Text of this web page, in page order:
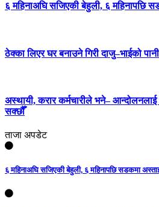
६ महिनाअघि सजिएकी बेहुली, ६ महिनापछि
ठेक्का लिएर घर बनाउने गिरी दाजु–भाईको
अस्थायी, करार कर्मचारीले भने– आन्दोलनलाई
सक्छौँ
ताजा अपडेट
६ महिनाअघि सजिएकी बेहुली, ६ महिनापछि सडकमा